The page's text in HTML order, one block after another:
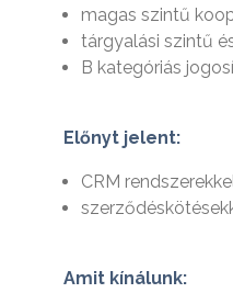
magas szintű
tárgyalási szintű
B kategóriás
Előnyt jelent:
CRM
Amit kínálunk: